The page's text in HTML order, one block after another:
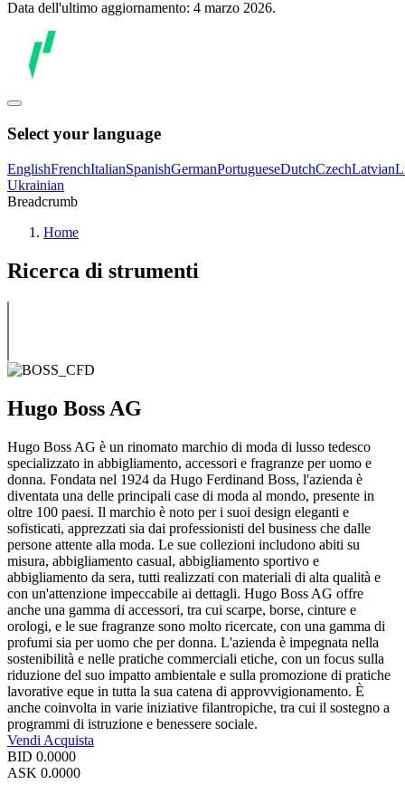
Data dell'ultimo aggiornamento: 4 marzo 2026.
Select your language
EnglishFrenchItalianSpanishGermanPortugueseDutchCzechLatvian
Ukrainian
Breadcrumb
Home
Ricerca di strumenti
Hugo Boss AG
Hugo Boss AG è un rinomato marchio di moda di lusso tedesco
specializzato in abbigliamento, accessori e fragranze per uomo e
donna. Fondata nel 1924 da Hugo Ferdinand Boss, l'azienda è
diventata una delle principali case di moda al mondo, presente in
oltre 100 paesi. Il marchio è noto per i suoi design eleganti e
sofisticati, apprezzati sia dai professionisti del business che dalle
persone attente alla moda. Le sue collezioni includono abiti su
misura, abbigliamento casual, abbigliamento sportivo e
abbigliamento da sera, tutti realizzati con materiali di alta qualità e
con un'attenzione impeccabile ai dettagli. Hugo Boss AG offre
anche una gamma di accessori, tra cui scarpe, borse, cinture e
orologi, e le sue fragranze sono molto ricercate, con una gamma di
profumi sia per uomo che per donna. L'azienda è impegnata nella
sostenibilità e nelle pratiche commerciali etiche, con un focus sulla
riduzione del suo impatto ambientale e sulla promozione di pratiche
lavorative eque in tutta la sua catena di approvvigionamento. È
anche coinvolta in varie iniziative filantropiche, tra cui il sostegno a
programmi di istruzione e benessere sociale.
Vendi Acquista
BID 0.0000
ASK 0.0000